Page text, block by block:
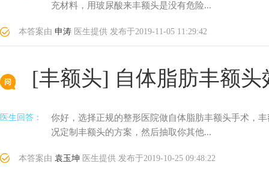
充材料，用玻尿酸来丰额头是没有危险...
本答案由 申涛 医生提供 发布于2019-11-05 11:29:42
[丰额头] 自体脂肪丰额头
医生回答：
你好，选择正规的整形医院做自体脂肪丰额头手术，
况定制丰额头的方案，然后抽取你其他...
本答案由 袁玉坤 医生提供 发布于2019-10-25 09:48:22